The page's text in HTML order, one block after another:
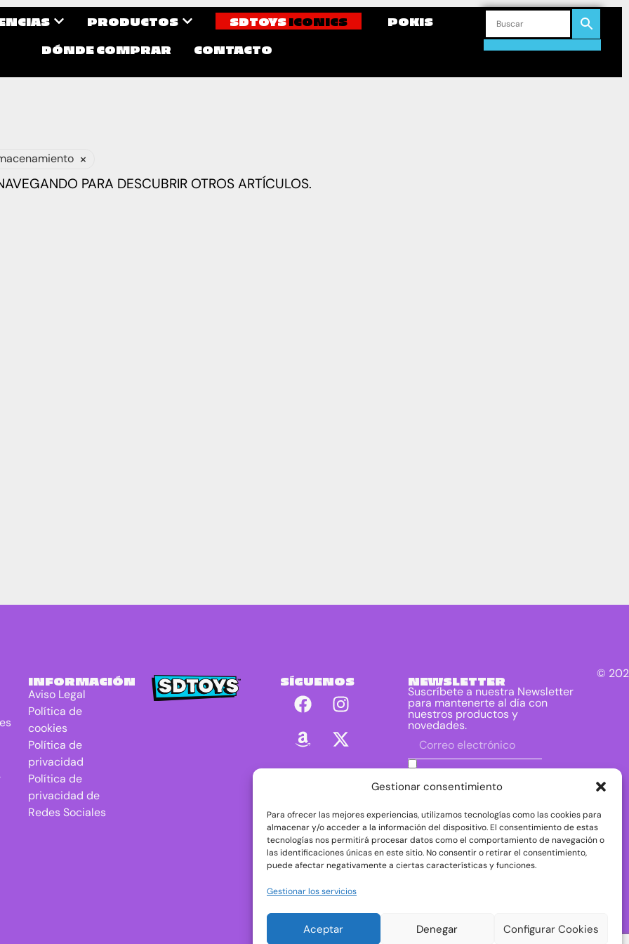
Gestionar consentimiento
Para ofrecer las mejores experiencias, utilizamos tecnologías como las cookies para
almacenar y/o acceder a la información del dispositivo. El consentimiento de estas
tecnologías nos permitirá procesar datos como el comportamiento de navegación o
las identificaciones únicas en este sitio. No consentir o retirar el consentimiento,
puede afectar negativamente a ciertas características y funciones.
Gestionar los servicios
Aceptar Denegar Configurar Cookies
PRODUCTOS SDTOYS ICONICS
POKIS
DÓNDE COMPRAR
CONTACTO
×
PARA DESCUBRIR OTROS ARTÍCULOS.
INFORMACIÓN
Aviso Legal
Política de
cookies
Política de
privacidad
Política de
privacidad de
Redes Sociales
SÍGUENOS NEWSLETTER
Suscríbete a nuestra Newsletter
para mantenerte al día con
nuestros productos y
novedades.
contenidas en la política de privacidad
sobre el tratamiento de mis datos para
DIRAC DIST, S.L. como responsable del
tratamiento tratará tus datos con la finalidad de
dar respuesta a tu consulta o petición. Puedes
acceder, rectificar y suprimir tus datos, así como
ejercer otros derechos consultando la
información adicional y detallada sobre
©